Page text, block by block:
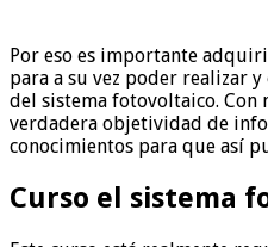
Por eso es importante
para a su vez poder realizar
del sistema fotovoltaico. Con
verdadera objetividad de
conocimientos para que así
Curso el sistema